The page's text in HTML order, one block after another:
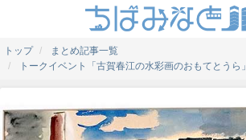
トップ
まとめ記事一覧
トークイベント「古賀春江の水彩画のおもてとうら」